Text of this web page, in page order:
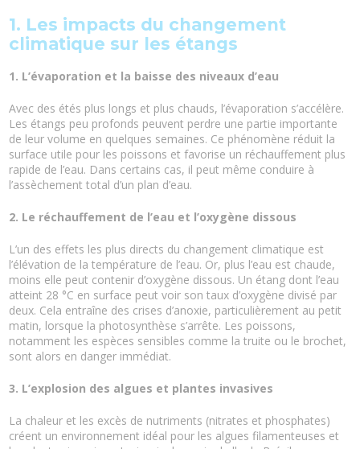
1. Les impacts du changement
climatique sur les étangs
1. L’évaporation et la baisse des niveaux d’eau
Avec des étés plus longs et plus chauds, l’évaporation s’accélère.
Les étangs peu profonds peuvent perdre une partie importante
de leur volume en quelques semaines. Ce phénomène réduit la
surface utile pour les poissons et favorise un réchauffement plus
rapide de l’eau. Dans certains cas, il peut même conduire à
l’assèchement total d’un plan d’eau.
2. Le réchauffement de l’eau et l’oxygène dissous
L’un des effets les plus directs du changement climatique est
l’élévation de la température de l’eau. Or, plus l’eau est chaude,
moins elle peut contenir d’oxygène dissous. Un étang dont l’eau
atteint 28 °C en surface peut voir son taux d’oxygène divisé par
deux. Cela entraîne des crises d’anoxie, particulièrement au petit
matin, lorsque la photosynthèse s’arrête. Les poissons,
notamment les espèces sensibles comme la truite ou le brochet,
sont alors en danger immédiat.
3. L’explosion des algues et plantes invasives
La chaleur et les excès de nutriments (nitrates et phosphates)
créent un environnement idéal pour les algues filamenteuses et